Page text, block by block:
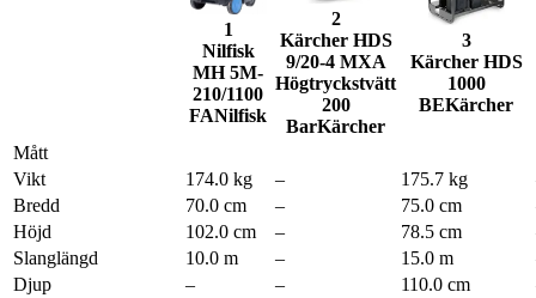
1
Nilfisk
MH 5M-
210/1100
FANilfisk
2
Kärcher HDS
9/20-4 MXA
Högtryckstvätt
200
BarKärcher
3
Kärcher HDS
1000
BEKärcher
Mått
Vikt
174.0 kg –
175.7 kg
Bredd
70.0 cm –
75.0 cm
Höjd
102.0 cm –
78.5 cm
Slanglängd
10.0 m –
15.0 m
Djup
– –
110.0 cm